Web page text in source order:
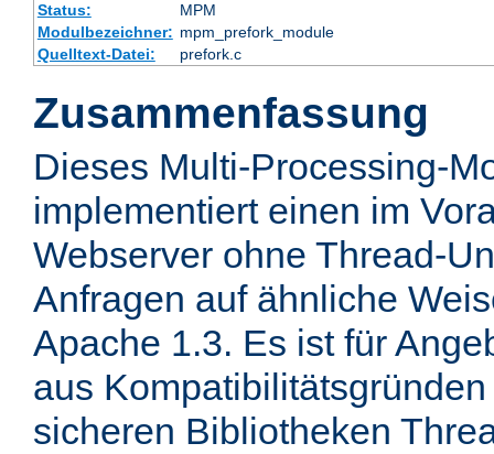
Status:
MPM
Modulbezeichner: mpm_prefork_module
Quelltext-Datei:
prefork.c
Zusammenfassung
Dieses Multi-Processing-
implementiert einen im
Webserver ohne Thread-
Anfragen auf ähnliche
Apache 1.3. Es ist für
aus
sicheren Bibliotheken